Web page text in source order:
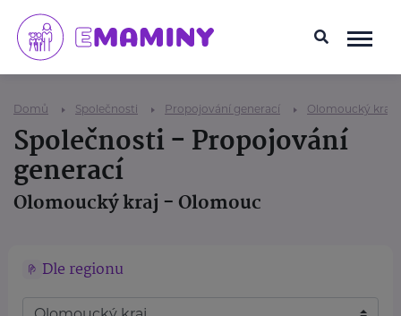
Domů Společnosti Propojování generací Olomoucký kraj
Společnosti - Propojování
generací
Olomoucký kraj - Olomouc
Dle regionu